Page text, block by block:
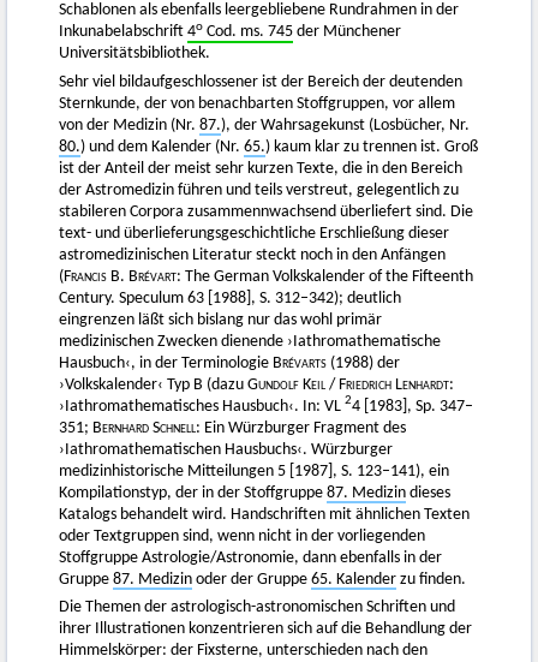
Schablonen als ebenfalls leergebliebene Rundrahmen in der
Inkunabelabschrift4o Cod. ms. 745 der Münchener
Universitätsbibliothek.
Sehr viel bildaufgeschlossener ist der Bereich der deutenden
Sternkunde, der von benachbarten Stoffgruppen, vor allem
von der Medizin (Nr.87.), der Wahrsagekunst (Losbücher, Nr.
80.) und dem Kalender (Nr.65.) kaum klar zu trennen ist. Groß
ist der Anteil der meist sehr kurzen Texte, die in den Bereich
der Astromedizin führen und teils verstreut, gelegentlich zu
stabileren Corpora zusammennwachsend überliefert sind. Die
text- und überlieferungsgeschichtliche Erschließung dieser
astromedizinischen Literatur steckt noch in den Anfängen
( Francis B. Brévart: The German Volkskalender of the Fifteenth
Century. Speculum 63 [1988], S. 312–342); deutlich
eingrenzen läßt sich bislang nur das wohl primär
medizinischen Zwecken dienende ›Iathromathematische
Hausbuch‹, in der Terminologie Brévarts (1988) der
›Volkskalender‹ Typ B (dazuGundolf Keil / Friedrich Lenhardt:
›Iathromathematisches Hausbuch‹. In: VL24 [1983], Sp. 347–
351; Bernhard Schnell: Ein Würzburger Fragment des
›Iathromathematischen Hausbuchs‹. Würzburger
medizinhistorische Mitteilungen 5 [1987], S. 123–141), ein
Kompilationstyp, der in der Stoffgruppe87. Medizin dieses
Katalogs behandelt wird. Handschriften mit ähnlichen Texten
oder Textgruppen sind, wenn nicht in der vorliegenden
Stoffgruppe Astrologie/Astronomie, dann ebenfalls in der
Gruppe87. Medizin oder der Gruppe65. Kalender zu finden.
Die Themen der astrologisch-astronomischen Schriften und
ihrer Illustrationen konzentrieren sich auf die Behandlung der
Himmelskörper: der Fixsterne, unterschieden nach den